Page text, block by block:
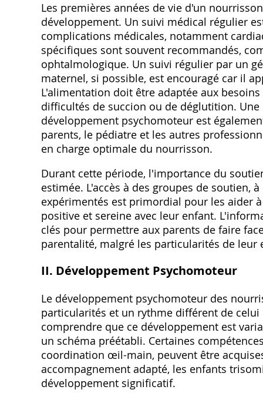
Les premières années de vie d'un
développement. Un suivi médical régulier
complications médicales‚ notamment
spécifiques sont souvent recommandés‚
ophtalmologique. Un suivi régulier par un
maternel‚ si possible‚ est encouragé car il
L'alimentation doit être adaptée aux
difficultés de succion ou de déglutition.
développement psychomoteur est
parents‚ le pédiatre et les autres
en charge optimale du nourrisson.
Durant cette période‚ l'importance du
estimée. L'accès à des groupes de soutien‚
expérimentés est primordial pour les aider
positive et sereine avec leur enfant.
clés pour permettre aux parents de faire
parentalité‚ malgré les particularités de leur
II. Développement Psychomoteur
Le développement psychomoteur des
particularités et un rythme différent de
comprendre que ce développement est
un schéma préétabli. Certaines
coordination œil-main‚ peuvent être
accompagnement adapté‚ les enfants
développement significatif.